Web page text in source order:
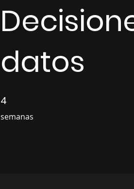
datos
4
semanas
4 semanas